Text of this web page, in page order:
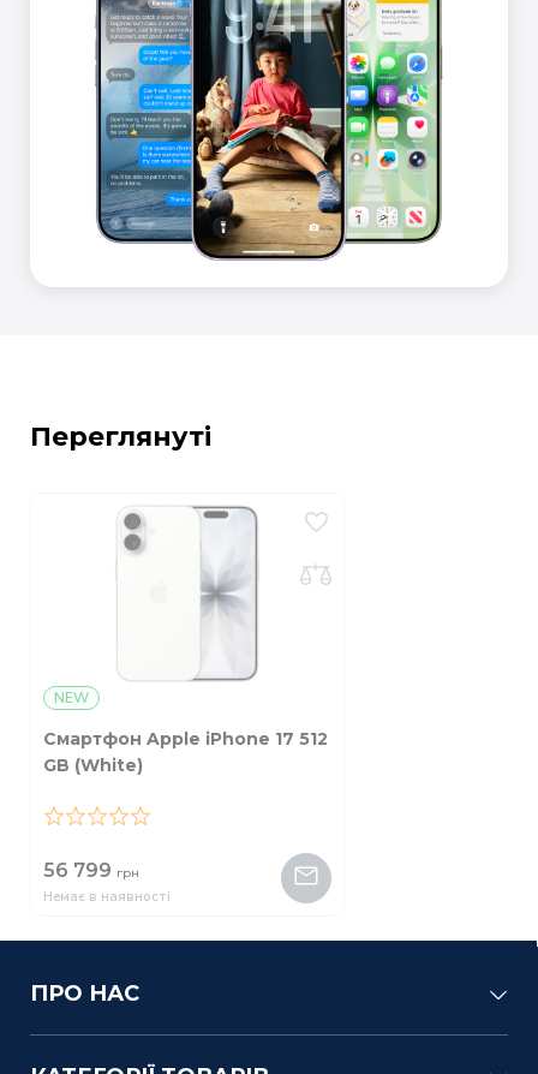
Переглянуті
NEW
Смартфон Apple iPhone 17 512
GB (White)
56 799 грн
Немає в наявності
ПРО НАС